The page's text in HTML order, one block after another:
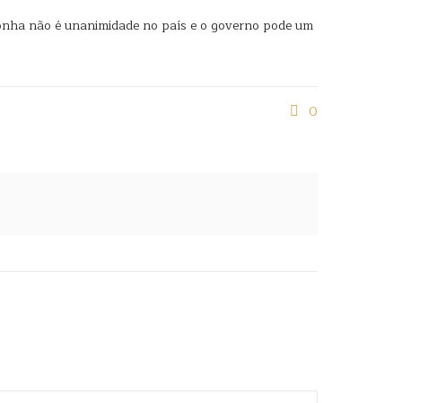
não é unanimidade no país e o governo pode um
0